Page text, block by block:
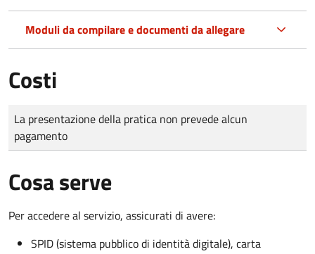
Moduli da compilare e documenti da allegare
Costi
Tipo di pagamento
Importo
La presentazione della pratica non prevede alcun
pagamento
Cosa serve
Per accedere al servizio, assicurati di avere:
SPID (sistema pubblico di identità digitale), carta